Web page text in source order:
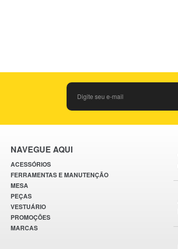
NAVEGUE AQUI
ACESSÓRIOS
FERRAMENTAS E MANUTENÇÃO
MESA
PEÇAS
VESTUÁRIO
PROMOÇÕES
MARCAS